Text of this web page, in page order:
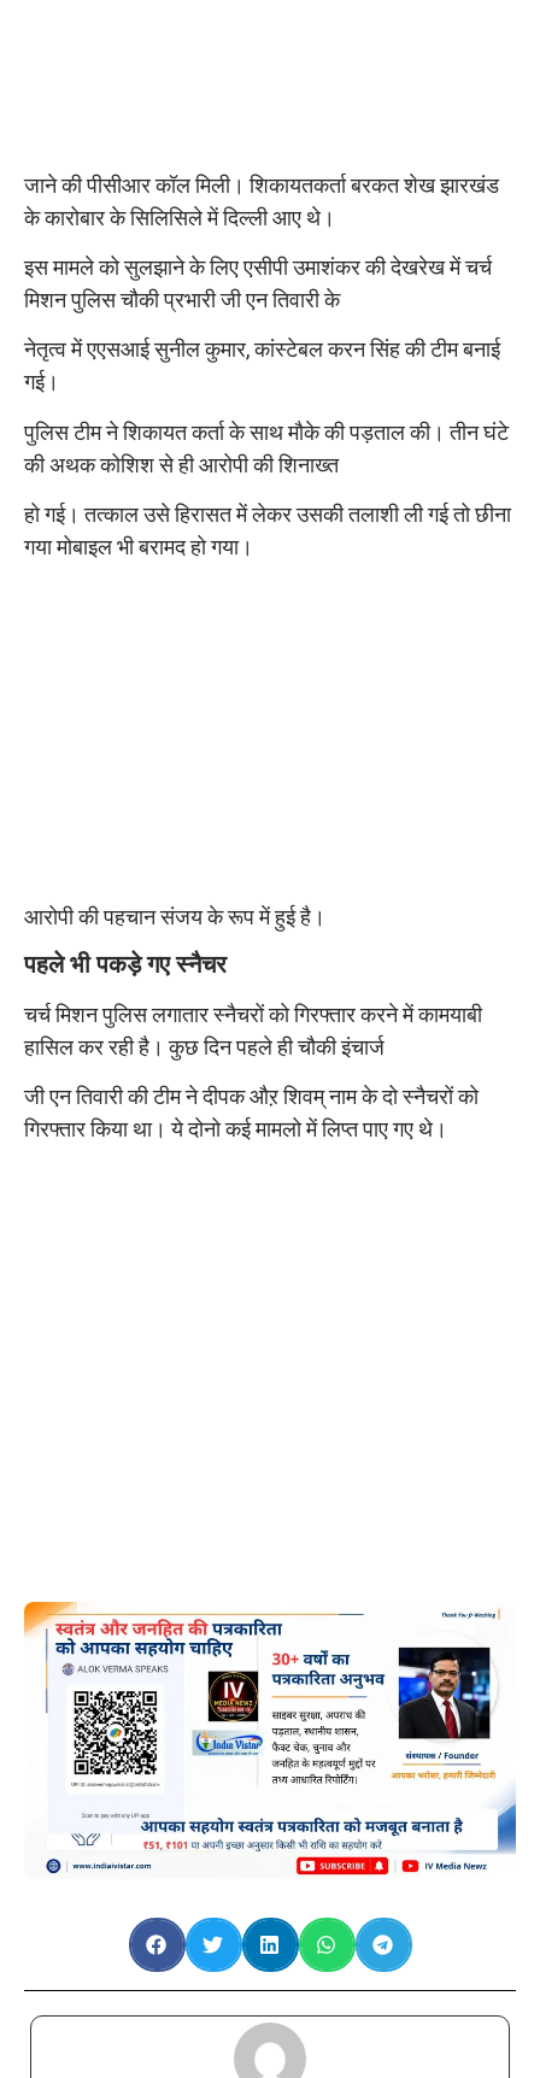
जाने की पीसीआर कॉल मिली। शिकायतकर्ता बरकत शेख झारखंड
के कारोबार के सिलिसिले में दिल्ली आए थे।
इस मामले को सुलझाने के लिए एसीपी उमाशंकर की देखरेख में चर्च
मिशन पुलिस चौकी प्रभारी जी एन तिवारी के
नेतृत्व में एएसआई सुनील कुमार, कांस्टेबल करन सिंह की टीम बनाई
गई।
पुलिस टीम ने शिकायत कर्ता के साथ मौके की पड़ताल की। तीन घंटे
की अथक कोशिश से ही आरोपी की शिनाख्त
हो गई। तत्काल उसे हिरासत में लेकर उसकी तलाशी ली गई तो छीना
गया मोबाइल भी बरामद हो गया।
आरोपी की पहचान संजय के रूप में हुई है।
पहले भी पकड़े गए स्नैचर
चर्च मिशन पुलिस लगातार स्नैचरों को गिरफ्तार करने में कामयाबी
हासिल कर रही है। कुछ दिन पहले ही चौकी इंचार्ज
जी एन तिवारी की टीम ने दीपक औऱ शिवम् नाम के दो स्नैचरों को
गिरफ्तार किया था। ये दोनो कई मामलो में लिप्त पाए गए थे।